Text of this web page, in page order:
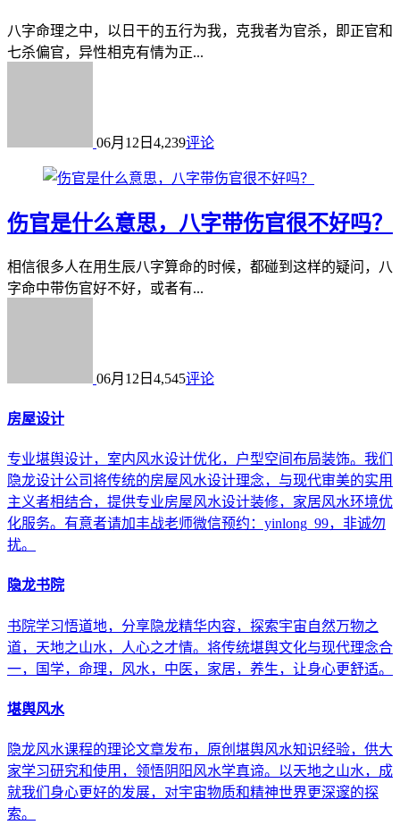
八字命理之中，以日干的五行为我，克我者为官杀，即正官和
七杀偏官，异性相克有情为正...
06月12日 4,239评论
伤官是什么意思，八字带伤官很不好吗？
相信很多人在用生辰八字算命的时候，都碰到这样的疑问，八
字命中带伤官好不好，或者有...
06月12日 4,545评论
房屋设计
专业堪舆设计，室内风水设计优化，户型空间布局装饰。我们
隐龙设计公司将传统的房屋风水设计理念，与现代审美的实用
主义者相结合，提供专业房屋风水设计装修，家居风水环境优
化服务。有意者请加丰战老师微信预约：yinlong_99，非诚勿
扰。
隐龙书院
书院学习悟道地，分享隐龙精华内容，探索宇宙自然万物之
道，天地之山水，人心之才情。将传统堪舆文化与现代理念合
一，国学，命理，风水，中医，家居，养生，让身心更舒适。
堪舆风水
隐龙风水课程的理论文章发布，原创堪舆风水知识经验，供大
家学习研究和使用，领悟阴阳风水学真谛。以天地之山水，成
就我们身心更好的发展，对宇宙物质和精神世界更深邃的探
索。